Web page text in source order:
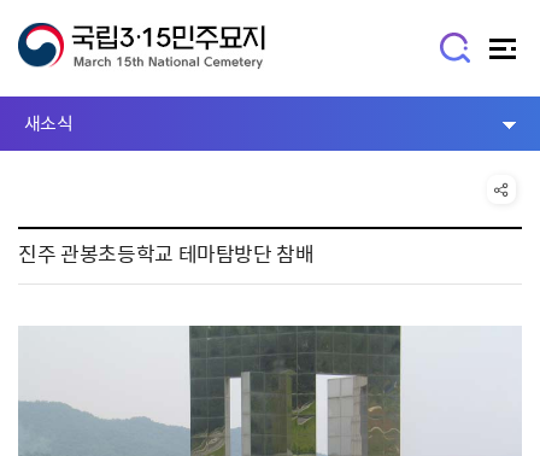
새소식
진주 관봉초등학교 테마탐방단 참배